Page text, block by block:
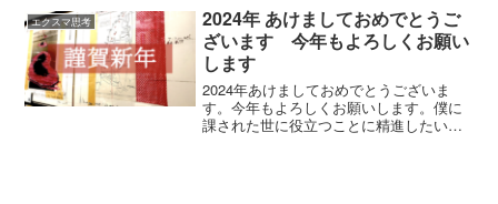
ていいのか迷う。またちがう人に相談し
たり、ちがうセミナーに出る。この繰り
返しです。結局自分に自信がないから、
こんなことになる。ま、そういう人は１
０年前とまったく成長していない。これ
からも一生迷い続けるのです。自分でそ
れに気づかないとならない。だから、迷
い続けてください。（笑）たとえば
エクスマ思考
2024年 あけましておめでとうご
ざいます 今年もよろしくお願い
します
2024年あけましておめでとうございま
す。今年もよろしくお願いします。僕に
課された世に役立つことに精進したいと